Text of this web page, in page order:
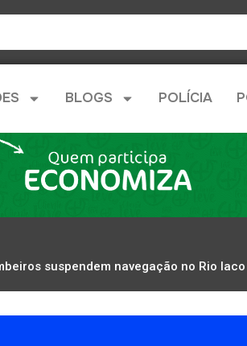
BLOGS POLÍCIA
suspendem navegação no Rio Iaco